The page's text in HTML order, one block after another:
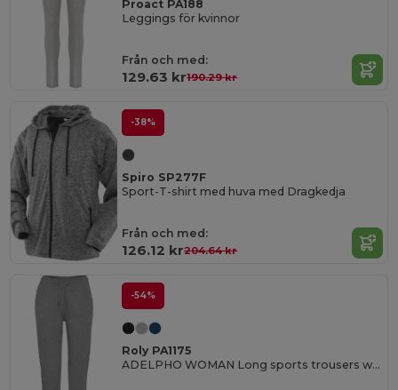
Proact PA188
Leggings för kvinnor
Från och med:
129.63 kr190.29 kr
-38%
Spiro SP277F
Sport-T-shirt med huva med Dragkedja
Från och med:
126.12 kr204.64 kr
-54%
Roly PA1175
ADELPHO WOMAN Long sports trousers with wide adjustable waistband with drawcord